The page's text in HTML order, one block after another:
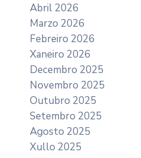
Abril 2026
Marzo 2026
Febreiro 2026
Xaneiro 2026
Decembro 2025
Novembro 2025
Outubro 2025
Setembro 2025
Agosto 2025
Xullo 2025